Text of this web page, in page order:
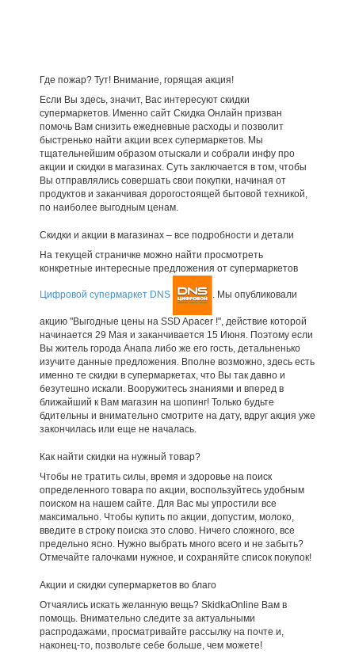
Где пожар? Тут! Внимание, горящая акция!
Если Вы здесь, значит, Вас интересуют скидки
супермаркетов. Именно сайт Скидка Онлайн призван
помочь Вам снизить ежедневные расходы и позволит
быстренько найти акции всех супермаркетов. Мы
тщательнейшим образом отыскали и собрали инфу про
акции и скидки в магазинах. Суть заключается в том, чтобы
Вы отправлялись совершать свои покупки, начиная от
продуктов и заканчивая дорогостоящей бытовой техникой,
по наиболее выгодным ценам.
Скидки и акции в магазинах – все подробности и детали
На текущей страничке можно найти просмотреть
конкретные интересные предложения от супермаркетов
Цифровой супермаркет DNS . Мы опубликовали
акцию "Выгодные цены на SSD Apacer !", действие которой
начинается 29 Мая и заканчивается 15 Июня. Поэтому если
Вы житель города Анапа либо же его гость, детальненько
изучите данные предложения. Вполне возможно, здесь есть
именно те скидки в супермаркетах, что Вы так давно и
безутешно искали. Вооружитесь знаниями и вперед в
ближайший к Вам магазин на шопинг! Только будьте
бдительны и внимательно смотрите на дату, вдруг акция уже
закончилась или еще не началась.
Как найти скидки на нужный товар?
Чтобы не тратить силы, время и здоровье на поиск
определенного товара по акции, воспользуйтесь удобным
поиском на нашем сайте. Для Вас мы упростили все
максимально. Чтобы купить по акции, допустим, молоко,
введите в строку поиска это слово. Ничего сложного, все
предельно ясно. Нужно выбрать много всего и не забыть?
Отмечайте галочками нужное, и сохраняйте список покупок!
Акции и скидки супермаркетов во благо
Отчаялись искать желанную вещь? SkidkaOnline Вам в
помощь. Внимательно следите за актуальными
распродажами, просматривайте рассылку на почте и,
наконец-то, позвольте себе больше, чем можете!